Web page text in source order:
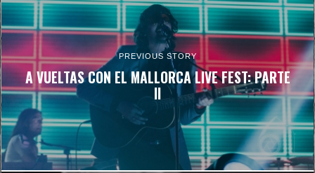
PREVIOUS STORY
A VUELTAS CON EL MALLORCA LIVE FEST: PARTE
II